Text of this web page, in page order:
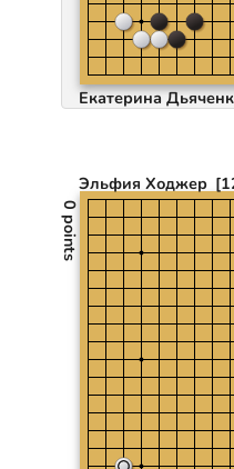
Екатерина
Эльфия Ходжер
0 points